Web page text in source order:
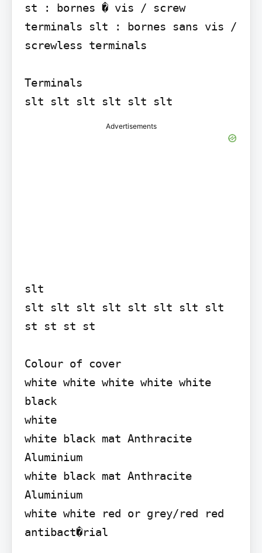
st : bornes � vis / screw
terminals slt : bornes sans vis /
screwless terminals
Terminals
slt slt slt slt slt slt
Advertisements
slt
slt slt slt slt slt slt slt slt
st st st st
Colour of cover
white white white white white
black
white
white black mat Anthracite
Aluminium
white black mat Anthracite
Aluminium
white white red or grey/red red
antibact�rial